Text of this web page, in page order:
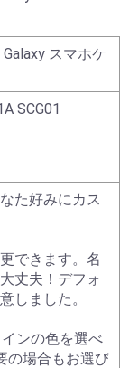
スマホケ
SCG01
た好みにカス
できます。名
丈夫！デフォ
しました。
ンの色を選べ
の場合もお選び